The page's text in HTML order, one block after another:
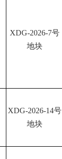
XDG-2026-7号
地块
XDG-2026-14号
地块